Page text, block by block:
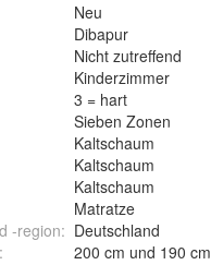
Neu
Dibapur
Nicht zutreffend
Kinderzimmer
3 = hart
Sieben Zonen
Kaltschaum
Kaltschaum
Kaltschaum
Matratze
-region: Deutschland
:
200 cm und 190 cm